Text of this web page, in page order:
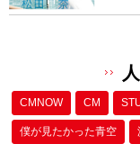
CMNOW CM
僕が⾒たかった⻘空